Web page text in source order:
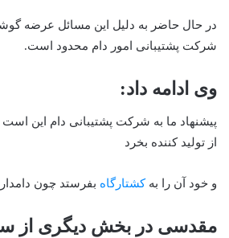
در حال حاضر به دلیل این مسائل عرضه
شرکت پشتیبانی امور دام محدود است.
وی ادامه داد:
پیشنهاد ما به شرکت پشتیبانی دام این
از تولید کننده بخرد
و خود آن را بهکشتارگاه بفرستد چون
مقدسی در بخش دیگری از